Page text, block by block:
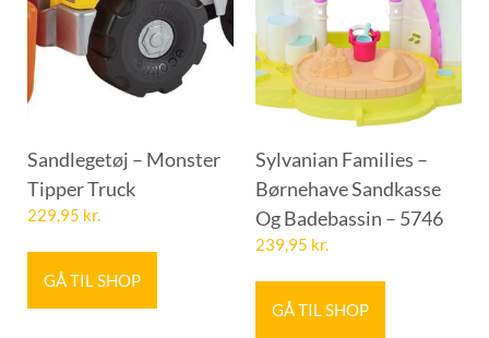
Sandlegetøj – Monster
Tipper Truck
229,95 kr.
GÅ TIL SHOP
Sylvanian Families –
Børnehave Sandkasse
Og Badebassin – 5746
239,95 kr.
GÅ TIL SHOP